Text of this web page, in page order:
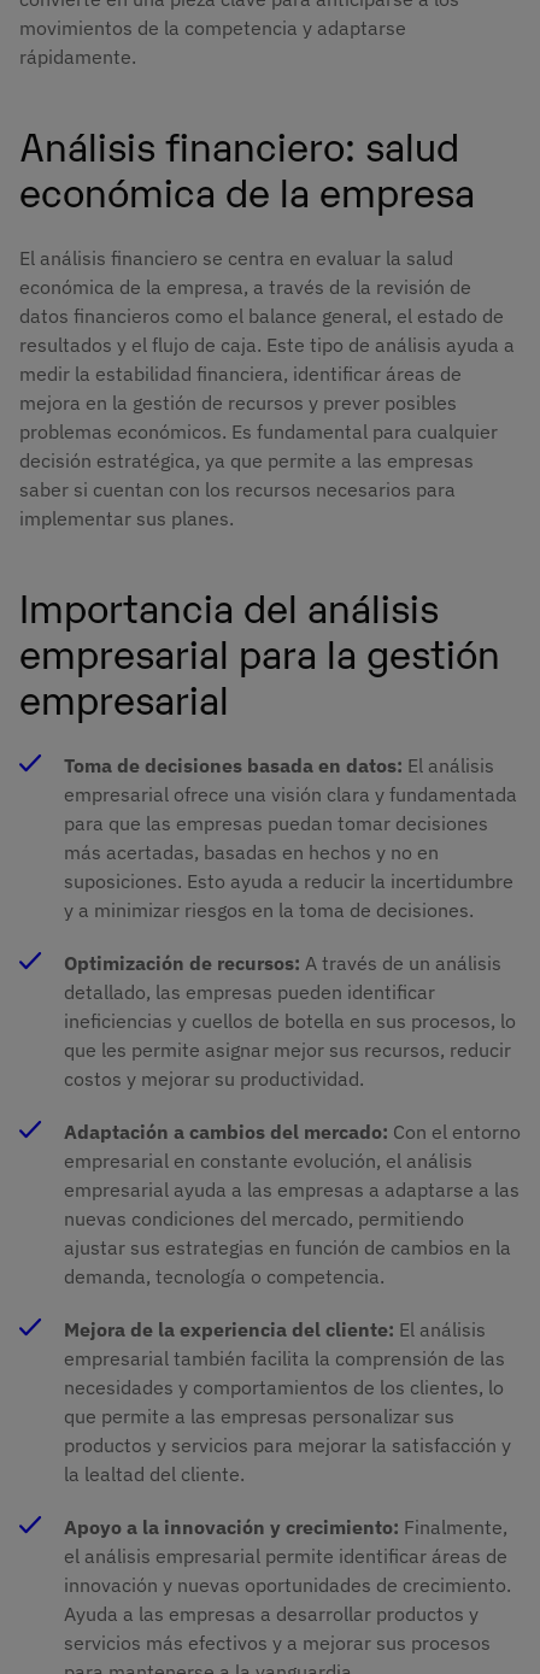
movimientos de la competencia y adaptarse
rápidamente.
Análisis financiero: salud
económica de la empresa
El análisis financiero se centra en evaluar la salud
económica de la empresa, a través de la revisión de
datos financieros como el balance general, el estado de
resultados y el flujo de caja. Este tipo de análisis ayuda a
medir la estabilidad financiera, identificar áreas de
mejora en la gestión de recursos y prever posibles
problemas económicos. Es fundamental para cualquier
decisión estratégica, ya que permite a las empresas
saber si cuentan con los recursos necesarios para
implementar sus planes​.
Importancia del análisis
empresarial para la gestión
empresarial
Toma de decisiones basada en datos: El análisis
empresarial ofrece una visión clara y fundamentada
para que las empresas puedan tomar decisiones
más acertadas, basadas en hechos y no en
suposiciones. Esto ayuda a reducir la incertidumbre
y a minimizar riesgos en la toma de decisiones​.
Optimización de recursos: A través de un análisis
detallado, las empresas pueden identificar
ineficiencias y cuellos de botella en sus procesos, lo
que les permite asignar mejor sus recursos, reducir
costos y mejorar su productividad​.
Adaptación a cambios del mercado: Con el entorno
empresarial en constante evolución, el análisis
empresarial ayuda a las empresas a adaptarse a las
nuevas condiciones del mercado, permitiendo
ajustar sus estrategias en función de cambios en la
demanda, tecnología o competencia​.
Mejora de la experiencia del cliente: El análisis
empresarial también facilita la comprensión de las
necesidades y comportamientos de los clientes, lo
que permite a las empresas personalizar sus
productos y servicios para mejorar la satisfacción y
la lealtad del cliente​.
Apoyo a la innovación y crecimiento: Finalmente,
el análisis empresarial permite identificar áreas de
innovación y nuevas oportunidades de crecimiento.
Ayuda a las empresas a desarrollar productos y
servicios más efectivos y a mejorar sus procesos